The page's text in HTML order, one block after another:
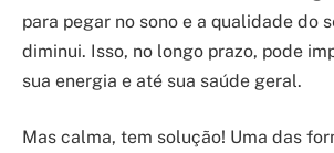
para pegar no sono e a qualidade do
diminui. Isso, no longo prazo, pode
sua energia e até sua saúde geral.
Mas calma, tem solução! Uma das